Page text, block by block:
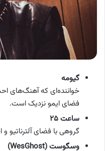
گیومه
خواننده‌ای که آهنگ‌های
فضای ایمو نزدیک است.
ساعت ۲۵
گروهی با فضای
وسگوست(WesGhost)